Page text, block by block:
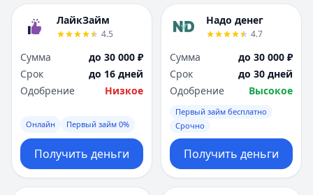
ЛайкЗайм
4.5
Сумма
до 30 000 ₽
Срок
до 16 дней
Одобрение
Низкое
Онлайн Первый займ 0%
Получить деньги
Надо денег
4.7
Сумма
до 30 000 ₽
Срок
до 30 дней
Одобрение
Высокое
Первый займ бесплатно
Срочно
Получить деньги